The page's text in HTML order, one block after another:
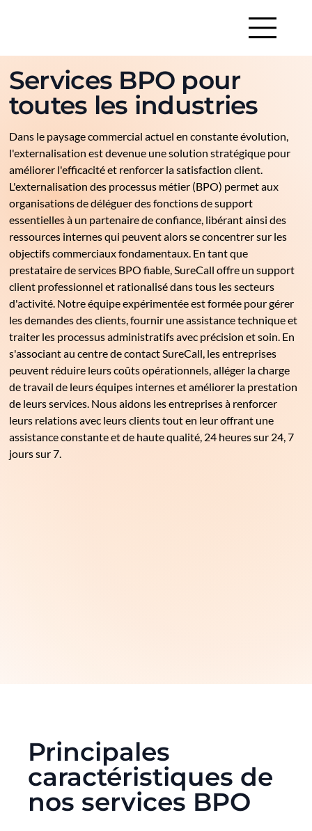
Services BPO pour
toutes les industries
Dans le paysage commercial actuel en constante évolution,
l'externalisation est devenue une solution stratégique pour
améliorer l'efficacité et renforcer la satisfaction client.
L'externalisation des processus métier (BPO) permet aux
organisations de déléguer des fonctions de support
essentielles à un partenaire de confiance, libérant ainsi des
ressources internes qui peuvent alors se concentrer sur les
objectifs commerciaux fondamentaux. En tant que
prestataire de services BPO fiable, SureCall offre un support
client professionnel et rationalisé dans tous les secteurs
d'activité. Notre équipe expérimentée est formée pour gérer
les demandes des clients, fournir une assistance technique et
traiter les processus administratifs avec précision et soin. En
s'associant au centre de contact SureCall, les entreprises
peuvent réduire leurs coûts opérationnels, alléger la charge
de travail de leurs équipes internes et améliorer la prestation
de leurs services. Nous aidons les entreprises à renforcer
leurs relations avec leurs clients tout en leur offrant une
assistance constante et de haute qualité, 24 heures sur 24, 7
jours sur 7.
Principales
caractéristiques de
nos services BPO